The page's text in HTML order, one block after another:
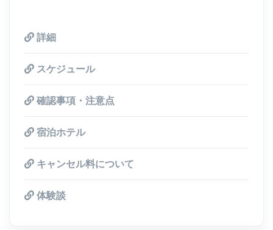
詳細
スケジュール
確認事項・注意点
宿泊ホテル
キャンセル料について
体験談